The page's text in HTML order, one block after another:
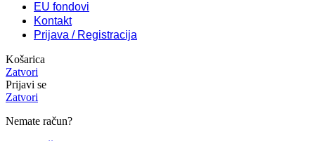
EU fondovi
Kontakt
Prijava / Registracija
Košarica
Zatvori
Prijavi se
Zatvori
Nemate račun?